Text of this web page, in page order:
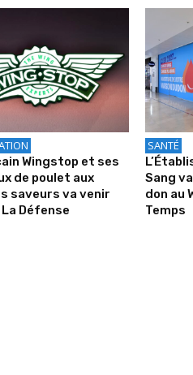
Wingstop et ses
de poulet aux
saveurs va venir
Défense
SANTÉ
Sang
don au
Temps